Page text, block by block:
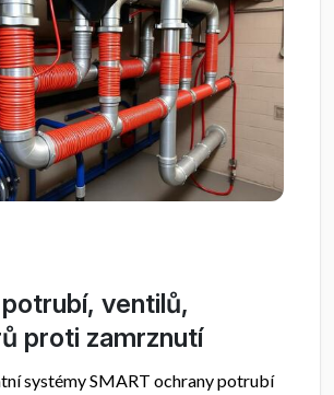
ventilů,
proti zamrznutí
systémy SMART ochrany potrubí